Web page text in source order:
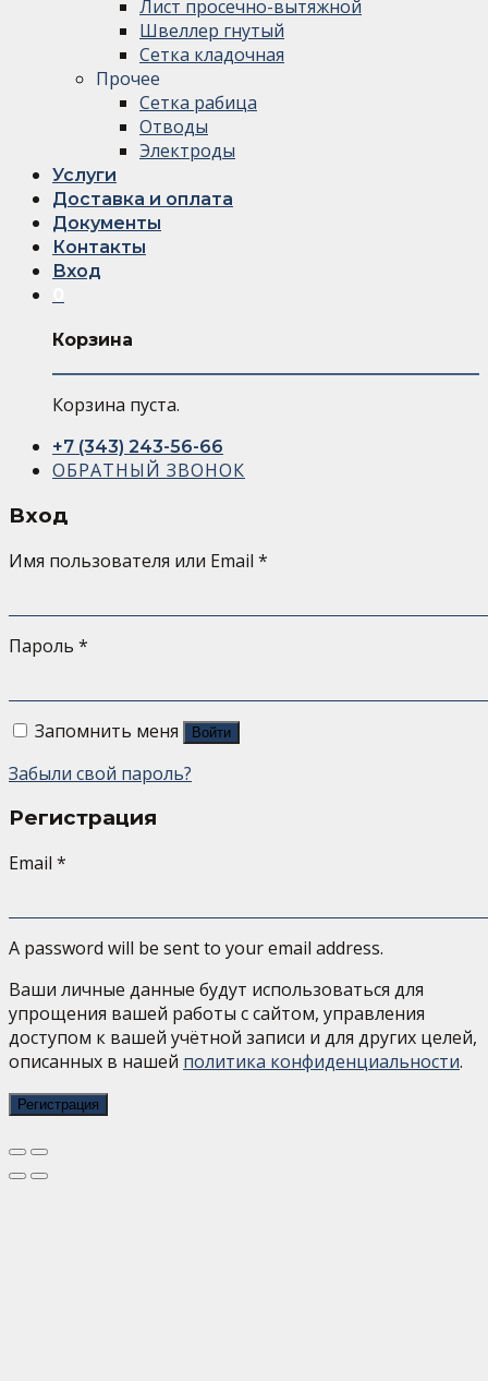
Лист просечно-вытяжной
Швеллер гнутый
Сетка кладочная
Прочее
Сетка рабица
Отводы
Электроды
Услуги
Доставка и оплата
Документы
Контакты
Вход
Корзина
Корзина пуста.
+7 (343) 243-56-66
ОБРАТНЫЙ ЗВОНОК
Вход
Имя пользователя или Email *
Пароль *
Запомнить меня Войти
Забыли свой пароль?
Регистрация
Email *
A password will be sent to your email address.
Ваши личные данные будут использоваться для
упрощения вашей работы с сайтом, управления
доступом к вашей учётной записи и для других целей,
описанных в нашей политика конфиденциальности.
Регистрация